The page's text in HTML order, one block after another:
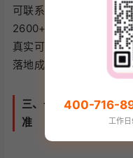
可联系案例客户了解真实
2600+企业，覆盖电商
真实可查，可提供案例
落地成功率99.7%，用
三、一秒互联｜靠谱
准
400-716-
工作